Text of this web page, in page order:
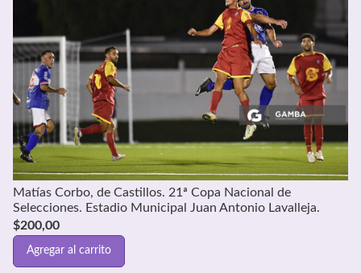
Matías Corbo, de Castillos. 21ª Copa Nacional de
Selecciones. Estadio Municipal Juan Antonio Lavalleja.
$200,00
Agregar al carrito